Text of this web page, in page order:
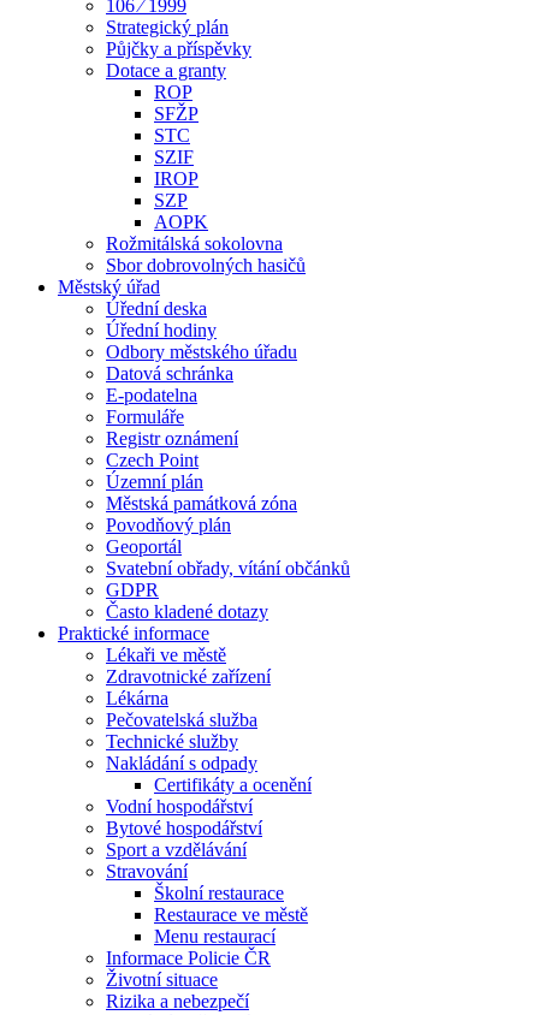
106 ⁄ 1999
Strategický plán
Půjčky a příspěvky
Dotace a granty
ROP
SFŽP
STC
SZIF
IROP
SZP
AOPK
Rožmitálská sokolovna
Sbor dobrovolných hasičů
Městský úřad
Úřední deska
Úřední hodiny
Odbory městského úřadu
Datová schránka
E-podatelna
Formuláře
Registr oznámení
Czech Point
Územní plán
Městská památková zóna
Povodňový plán
Geoportál
Svatební obřady, vítání občánků
GDPR
Často kladené dotazy
Praktické informace
Lékaři ve městě
Zdravotnické zařízení
Lékárna
Pečovatelská služba
Technické služby
Nakládání s odpady
Certifikáty a ocenění
Vodní hospodářství
Bytové hospodářství
Sport a vzdělávání
Stravování
Školní restaurace
Restaurace ve městě
Menu restaurací
Informace Policie ČR
Životní situace
Rizika a nebezpečí